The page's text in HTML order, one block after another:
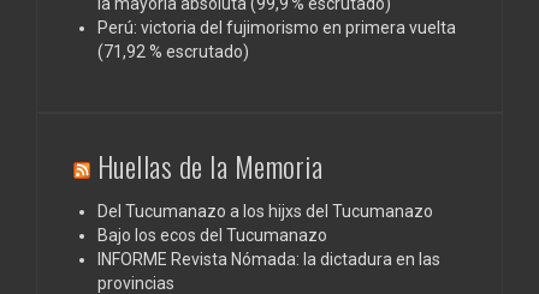
Perú: victoria del fujimorismo en primera vuelta
(71,92 % escrutado)
Huellas de la Memoria
Del Tucumanazo a los hijxs del Tucumanazo
Bajo los ecos del Tucumanazo
INFORME Revista Nómada: la dictadura en las
provincias